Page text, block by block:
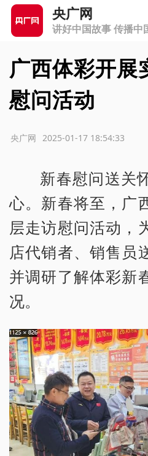
央广网
讲好中国故事 传播中
广西体彩开展
慰问活动
2025-01-17 18:54:33
央广网
新春慰问送关
心。新春将至，广
层走访慰问活动，
店代销者、销售员
并调研了解体彩新
况。